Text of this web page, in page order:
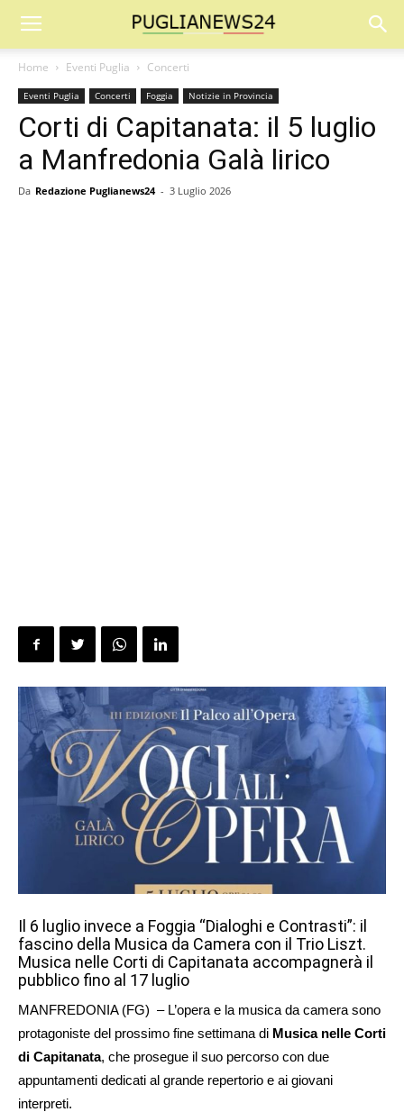
Home Eventi Puglia Concerti
Eventi Puglia Concerti Foggia Notizie in Provincia
Corti di Capitanata: il 5 luglio
a Manfredonia Galà lirico
Da Redazione Puglianews24 - 3 Luglio 2026
Il 6 luglio invece a Foggia “Dialoghi e Contrasti”: il
fascino della Musica da Camera con il Trio Liszt.
Musica nelle Corti di Capitanata accompagnerà il
pubblico fino al 17 luglio
MANFREDONIA (FG) – L’opera e la musica da camera sono
protagoniste del prossimo fine settimana di Musica nelle Corti
di Capitanata, che prosegue il suo percorso con due
appuntamenti dedicati al grande repertorio e ai giovani
interpreti.